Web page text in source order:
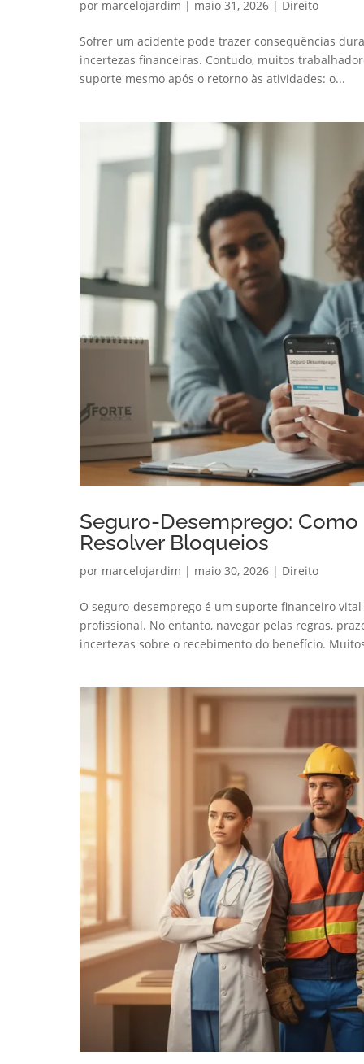
por marcelojardim | maio 31, 2026 | Direito
Sofrer um acidente pode trazer consequências
incertezas financeiras. Contudo, muitos
suporte mesmo após o retorno às atividades: o...
Seguro-Desemprego: Como
Resolver Bloqueios
por marcelojardim | maio 30, 2026 | Direito
O seguro-desemprego é um suporte financeiro
profissional. No entanto, navegar pelas regras,
incertezas sobre o recebimento do benefício.